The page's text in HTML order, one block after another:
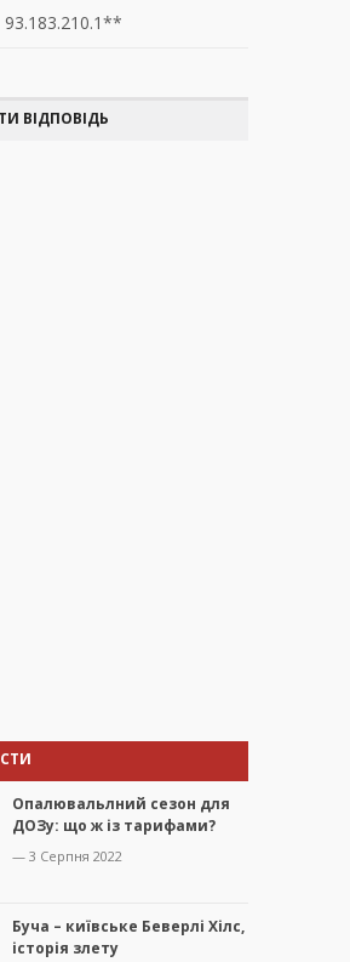
93.183.210.1**
ВІДПОВІДЬ
Опалювальлний сезон для
ДОЗу: що ж із тарифами?
— 3 Серпня 2022
Буча – київське Беверлі Хілс,
історія злету